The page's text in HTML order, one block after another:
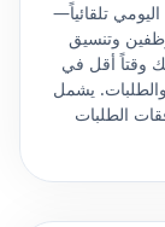
تلقائياً—
وتنسيق
وقتاً أقل في
يشمل
الطلبات